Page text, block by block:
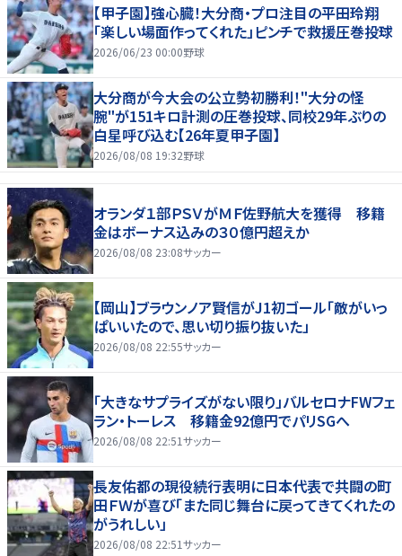
【甲子園】強心臓！大分商・プロ注目の平田玲翔
「楽しい場面作ってくれた」ピンチで救援圧巻投球
2026/06/23 00:00野球
大分商が今大会の公立勢初勝利！"大分の怪
腕"が151キロ計測の圧巻投球、同校29年ぶりの
白星呼び込む【26年夏甲子園】
2026/08/08 19:32野球
オランダ１部ＰＳＶがＭＦ佐野航大を獲得 移籍
金はボーナス込みの３０億円超えか
2026/08/08 23:08サッカー
【岡山】ブラウンノア賢信がJ1初ゴール「敵がいっ
ぱいいたので、思い切り振り抜いた」
2026/08/08 22:55サッカー
「大きなサプライズがない限り」バルセロナFWフェ
ラン・トーレス 移籍金92億円でパリSGへ
2026/08/08 22:51サッカー
長友佑都の現役続行表明に日本代表で共闘の町
田ＦＷが喜び「また同じ舞台に戻ってきてくれたの
がうれしい」
2026/08/08 22:51サッカー